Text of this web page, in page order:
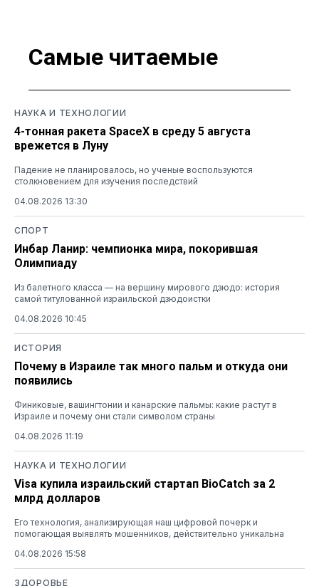
Самые читаемые
НАУКА И ТЕХНОЛОГИИ
4-тонная ракета SpaceX в среду 5 августа
врежется в Луну
Падение не планировалось, но ученые воспользуются
столкновением для изучения последствий
04.08.2026 13:30
СПОРТ
Инбар Ланир: чемпионка мира, покорившая
Олимпиаду
Из балетного класса — на вершину мирового дзюдо: история
самой титулованной израильской дзюдоистки
04.08.2026 10:45
ИСТОРИЯ
Почему в Израиле так много пальм и откуда они
появились
Финиковые, вашингтонии и канарские пальмы: какие растут в
Израиле и почему они стали символом страны
04.08.2026 11:19
НАУКА И ТЕХНОЛОГИИ
Visa купила израильский стартап BioCatch за 2
млрд долларов
Его технология, анализирующая наш цифровой почерк и
помогающая выявлять мошенников, действительно уникальна
04.08.2026 15:58
ЗДОРОВЬЕ